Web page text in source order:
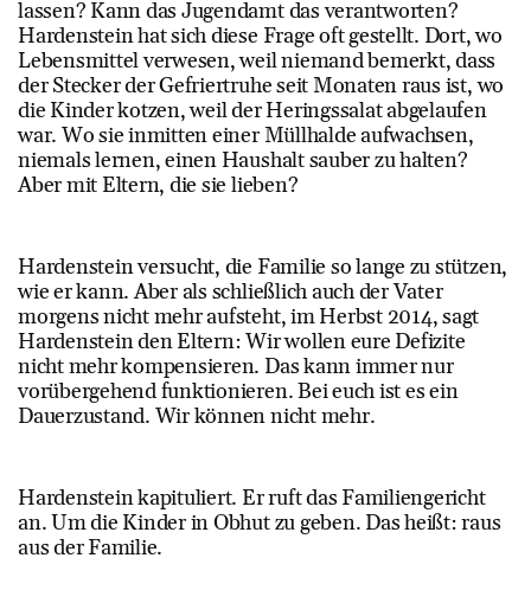
lassen? Kann das Jugendamt das verantworten?
Hardenstein hat sich diese Frage oft gestellt. Dort, wo
Lebensmittel verwesen, weil niemand bemerkt, dass
der Stecker der Gefriertruhe seit Monaten raus ist, wo
die Kinder kotzen, weil der Heringssalat abgelaufen
war. Wo sie inmitten einer Müllhalde aufwachsen,
niemals lernen, einen Haushalt sauber zu halten?
Aber mit Eltern, die sie lieben?
Hardenstein versucht, die Familie so lange zu stützen,
wie er kann. Aber als schließlich auch der Vater
morgens nicht mehr aufsteht, im Herbst 2014, sagt
Hardenstein den Eltern: Wir wollen eure Defizite
nicht mehr kompensieren. Das kann immer nur
vorübergehend funktionieren. Bei euch ist es ein
Dauerzustand. Wir können nicht mehr.
Hardenstein kapituliert. Er ruft das Familiengericht
an. Um die Kinder in Obhut zu geben. Das heißt: raus
aus der Familie.